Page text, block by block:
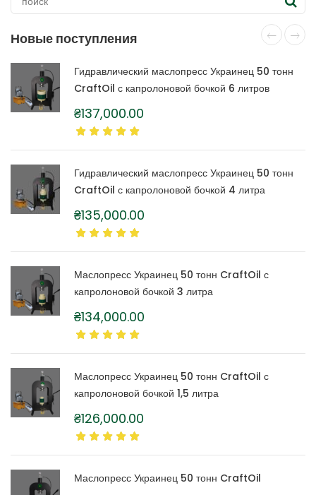
Новые поступления
Гидравлический маслопресс Украинец 50 тонн
CraftOil с капролоновой бочкой 6 литров
₴137,000.00
Гидравлический маслопресс Украинец 50 тонн
CraftOil с капролоновой бочкой 4 литра
₴135,000.00
Маслопресс Украинец 50 тонн CraftOil с
капролоновой бочкой 3 литра
₴134,000.00
Маслопресс Украинец 50 тонн CraftOil с
капролоновой бочкой 1,5 литра
₴126,000.00
Маслопресс Украинец 50 тонн CraftOil